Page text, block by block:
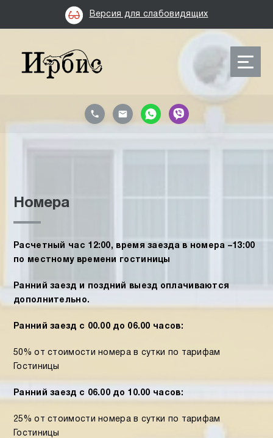
Версия для слабовидящих
Номера
Расчетный час 12:00, время заезда в номера –13:00
по местному времени гостиницы
Ранний заезд и поздний выезд оплачиваются
дополнительно.
Ранний заезд с 00.00 до 06.00 часов:
50% от стоимости номера в сутки по тарифам
Гостиницы
Ранний заезд с 06.00 до 10.00 часов:
25% от стоимости номера в сутки по тарифам
Гостиницы